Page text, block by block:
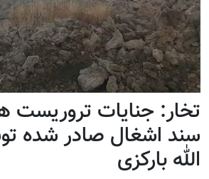
تخار: جنایات تروریست
سند اشغال صادر شده
الله بارکزی